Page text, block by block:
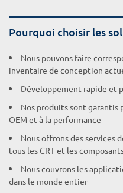
Pourquoi choisir les
Nous pouvons faire
inventaire de conception
Développement rapide et
Nos produits sont garantis
OEM et à la performance
Nous offrons des services
tous les CRT et les
Nous couvrons les
dans le monde entier